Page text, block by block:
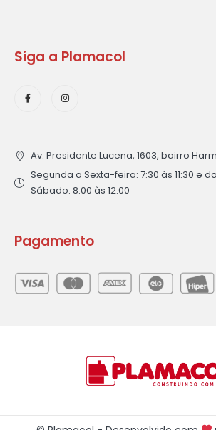
Siga a Plamacol
Av. Presidente Lucena, 1603, bairro
Segunda a Sexta-feira: 7:30 às 11:30 e
Sábado: 8:00 às 12:00
Pagamento